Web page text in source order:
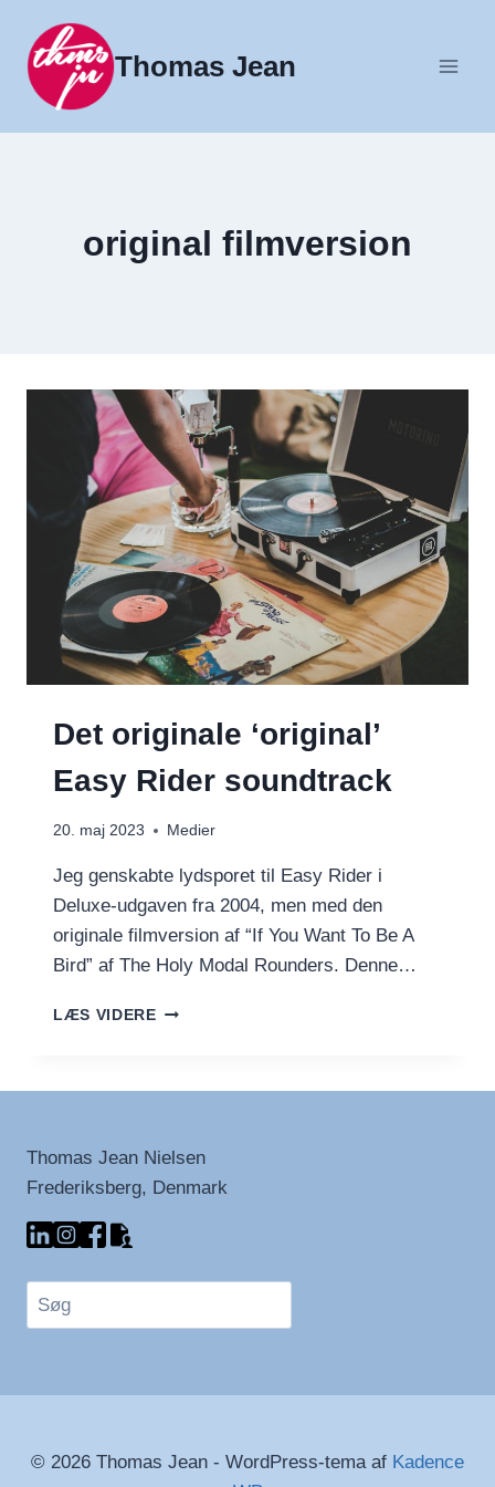
indhold
Thomas Jean
original filmversion
Det originale ‘original’
Easy Rider soundtrack
20. maj 2023 Medier
Jeg genskabte lydsporet til Easy Rider i
Deluxe-udgaven fra 2004, men med den
originale filmversion af “If You Want To Be A
Bird” af The Holy Modal Rounders. Denne…
LÆS VIDEREDET
Thomas Jean Nielsen
Frederiksberg, Denmark
Søg
© 2026 Thomas Jean - WordPress-tema af Kadence